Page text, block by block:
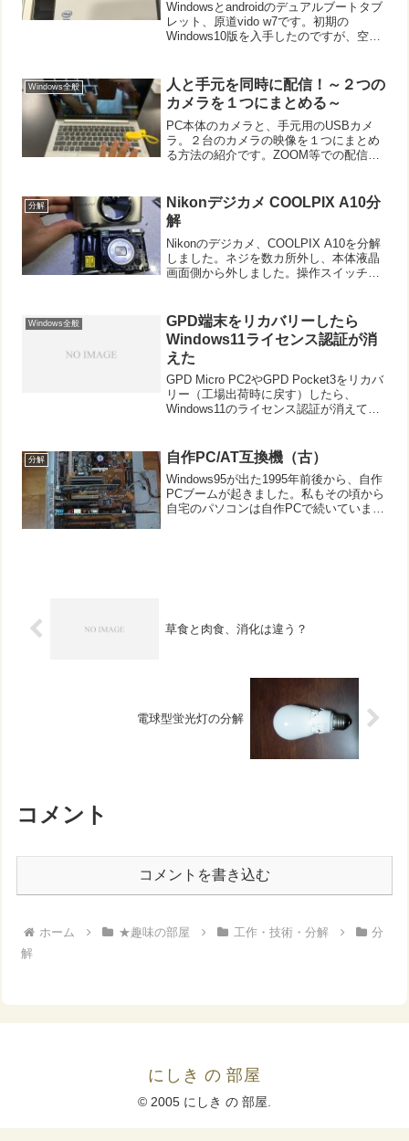
Windowsとandroidのデュアルブートタブ
レット、原道vido w7です。初期の
Windows10版を入手したのですが、空き
いなかったため、android...
Windows全般
人と手元を同時に配信！～２つの
カメラを１つにまとめる～
PC本体のカメラと、手元用のUSBカメ
ラ。２台のカメラの映像を１つにまとめ
る方法の紹介です。ZOOM等での配信や
を同時に映したい！」といった場面もあ
りますね。中には、１...
分解
Nikonデジカメ COOLPIX A10分
解
Nikonのデジカメ、COOLPIX A10を分解
しました。ネジを数カ所外し、本体液晶
画面側から外しました。操作スイッチ
ってありました。液晶画面を外すと、そ
の下には金属...
Windows全般
GPD端末をリカバリーしたら
Windows11ライセンス認証が消
えた
GPD Micro PC2やGPD Pocket3をリカバ
リー（工場出荷時に戻す）したら、
Windows11のライセンス認証が消えてし
め、ライセンスキー（プロダク...
分解 自作PC/AT互換機（古）
Windows95が出た1995年前後から、自作
PCブームが起きました。私もその頃から
自宅のパソコンは自作PCで続いていま
草食と肉食、消化は違う？
電球型蛍光灯の分解
コメント
コメントを書き込む
ホーム ★趣味の部屋 工作・技術・分解
分
解
にしき の 部屋
© 2005 にしき の 部屋.